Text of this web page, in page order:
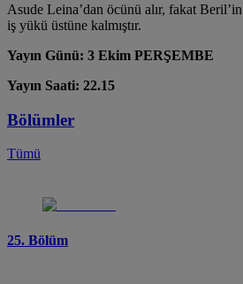
Asude Leina’dan öcünü alır, fakat
iş yükü üstüne kalmıştır.
Yayın Günü: 3 Ekim PERŞEMBE
Yayın Saati: 22.15
Bölümler
Tümü
25. Bölüm